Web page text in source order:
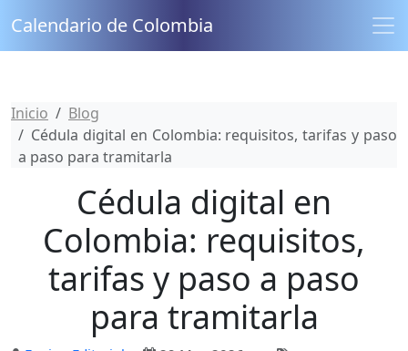
Calendario de Colombia
Inicio
Blog
Cédula digital en Colombia: requisitos, tarifas y paso
a paso para tramitarla
Cédula digital en
Colombia: requisitos,
tarifas y paso a paso
para tramitarla